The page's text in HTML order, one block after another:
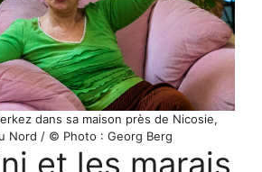
dans sa maison près de Nicosie,
Nord / © Photo : Georg Berg
et les marais